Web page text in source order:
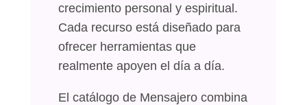
crecimiento personal y espiritual.
Cada recurso está diseñado para
ofrecer herramientas que
realmente apoyen el día a día.
El catálogo de Mensajero combina